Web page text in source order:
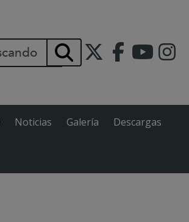
Buscar
Noticias Galería Descargas